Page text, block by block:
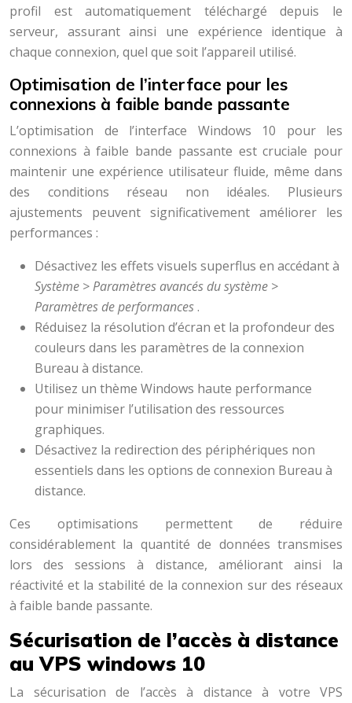
profil est automatiquement téléchargé depuis le
serveur, assurant ainsi une expérience identique à
chaque connexion, quel que soit l’appareil utilisé.
Optimisation de l’interface pour les
connexions à faible bande passante
L’optimisation de l’interface Windows 10 pour les
connexions à faible bande passante est cruciale pour
maintenir une expérience utilisateur fluide, même dans
des conditions réseau non idéales. Plusieurs
ajustements peuvent significativement améliorer les
performances :
Désactivez les effets visuels superflus en accédant à
Système > Paramètres avancés du système >
Paramètres de performances.
Réduisez la résolution d’écran et la profondeur des
couleurs dans les paramètres de la connexion
Bureau à distance.
Utilisez un thème Windows haute performance
pour minimiser l’utilisation des ressources
graphiques.
Désactivez la redirection des périphériques non
essentiels dans les options de connexion Bureau à
distance.
Ces optimisations permettent de réduire
considérablement la quantité de données transmises
lors des sessions à distance, améliorant ainsi la
réactivité et la stabilité de la connexion sur des réseaux
à faible bande passante.
Sécurisation de l’accès à distance
au VPS windows 10
La sécurisation de l’accès à distance à votre VPS